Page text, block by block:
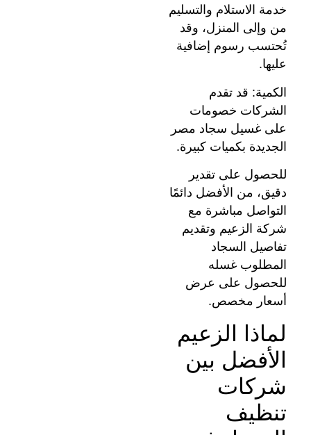
خدمة الاستلام والتسليم
من وإلى المنزل، وقد
تُحتسب رسوم إضافية
عليها.
الكمية: قد تقدم
الشركات خصومات
على غسيل سجاد مصر
الجديدة بكميات كبيرة.
للحصول على تقدير
دقيق، من الأفضل دائمًا
التواصل مباشرة مع
شركة الزعيم وتقديم
تفاصيل السجاد
المطلوب غسله
للحصول على عرض
أسعار مخصص.
لماذا الزعيم
الأفضل بين
شركات
تنظيف